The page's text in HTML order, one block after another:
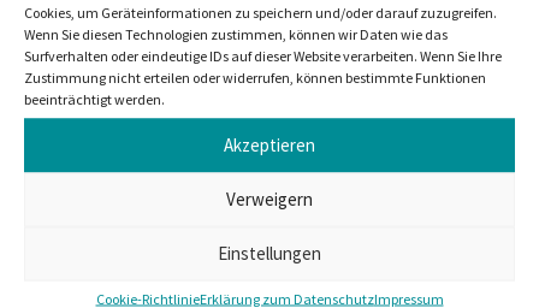
Cookies, um Geräteinformationen zu speichern und/oder darauf zuzugreifen.
Wenn Sie diesen Technologien zustimmen, können wir Daten wie das
Surfverhalten oder eindeutige IDs auf dieser Website verarbeiten. Wenn Sie Ihre
Zustimmung nicht erteilen oder widerrufen, können bestimmte Funktionen
beeinträchtigt werden.
Akzeptieren
Verweigern
Einstellungen
Cookie-RichtlinieErklärung zum DatenschutzImpressum
ISCC PLUS-ZERTIFIKAT DE104-53552401 (SPANISCH)
HERUNTERLADEN
ISCC PLUS-ZERTIFIKAT DE104-56042401
HERUNTERLADEN